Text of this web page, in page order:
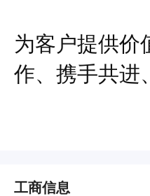
为客户提供价
作、携手共进
工商信息